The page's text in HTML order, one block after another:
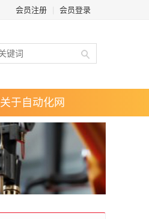
会员注册 会员登录
关于自动化网